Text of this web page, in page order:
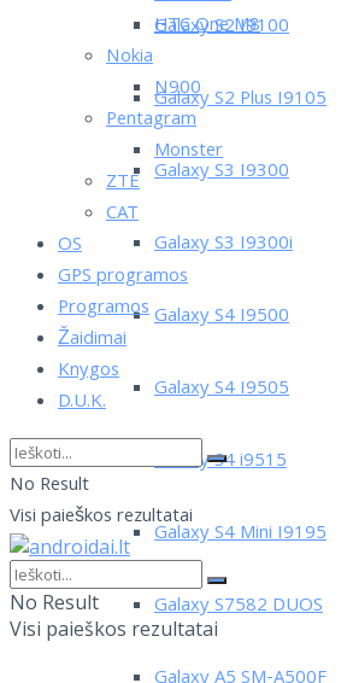
Galaxy S2 I9100
Galaxy S2 Plus I9105
Galaxy S3 I9300
Galaxy S3 I9300i
Galaxy S4 I9500
Galaxy S4 I9505
Galaxy S4 i9515
Galaxy S4 Mini I9195
Galaxy S7582 DUOS
HTC One M8
Nokia
N900
Pentagram
Monster
ZTE
CAT
OS
GPS programos
Programos
Žaidimai
Knygos
D.U.K.
No Result
Visi paieškos rezultatai
No Result
Visi paieškos rezultatai